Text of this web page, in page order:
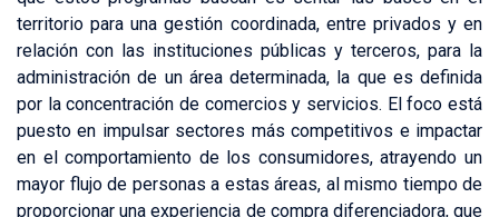
territorio para una gestión coordinada, entre privados y en
relación con las instituciones públicas y terceros, para la
administración de un área determinada, la que es definida
por la concentración de comercios y servicios. El foco está
puesto en impulsar sectores más competitivos e impactar
en el comportamiento de los consumidores, atrayendo un
mayor flujo de personas a estas áreas, al mismo tiempo de
proporcionar una experiencia de compra diferenciadora, que